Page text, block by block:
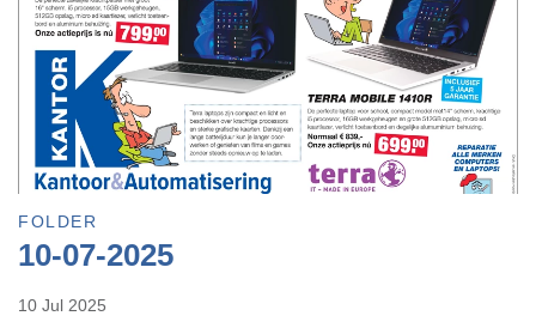
FOLDER
10-07-2025
10 Jul 2025